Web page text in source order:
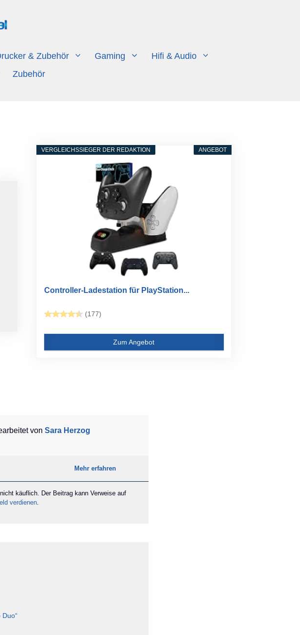
& Zubehör Gaming
Hifi & Audio
Zubehör
ANGEBOT
VERGLEICHSSIEGER DER REDAKTION
Controller-Ladestation für PlayStation...
(177)
Zum Angebot
von Sara Herzog
Mehr erfahren
käuflich. Der Beitrag kann Verweise auf
verdienen.